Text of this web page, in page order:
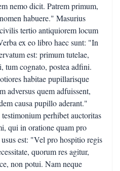
nemo dicit. Patrem primum,
habuere." Masurius
tertio antiquiorem locum
ex eo libro haec sunt: "In
est: primum tutelae,
tum cognato, postea adfini.
habitae pupillarisque
adversus quem adfuissent,
causa pupillo aderant."
perhibet auctoritas
qui in oratione quam pro
est: "Vel pro hospitio regis
quorum res agitur,
non potui. Nam neque